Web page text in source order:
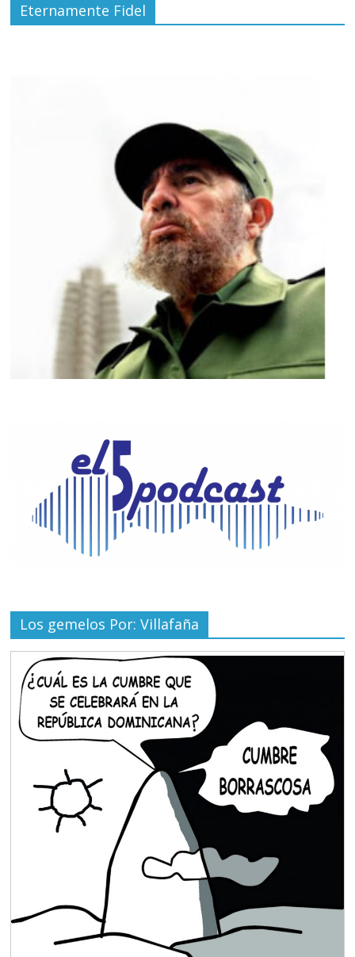
Eternamente Fidel
Los gemelos Por: Villafaña